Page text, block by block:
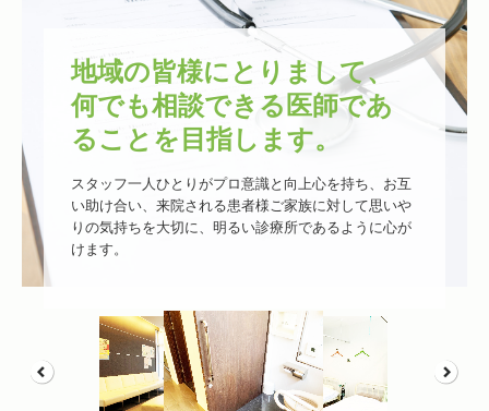
地域の皆様にとりまして、
何でも相談できる医師であ
ることを目指します。
スタッフ一人ひとりがプロ意識と向上心を持ち、お互
い助け合い、来院される患者様ご家族に対して思いや
りの気持ちを大切に、明るい診療所であるように心が
けます。